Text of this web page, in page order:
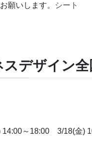
願いします。 シート
デザイン
～18:00 3/18(金)